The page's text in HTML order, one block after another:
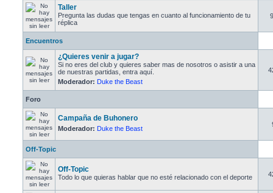
Taller
Pregunta las dudas que tengas en cuanto al funcionamiento de tu
réplica
Encuentros
¿Quieres venir a jugar?
Si no eres del club y quieres saber mas de nosotros o asistir a una
de nuestras partidas, entra aquí.
Moderador: Duke the Beast
Foro
Campaña de Buhonero
Moderador: Duke the Beast
Off-Topic
Off-Topic
Todo lo que quieras hablar que no esté relacionado con el deporte